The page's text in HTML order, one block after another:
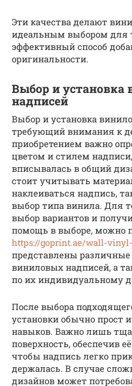
Эти качества делают
идеальным выбором для
эффективный способ
оригинальности.
Выбор и установка
надписей
Выбор и установка
требующий внимания к
приобретением важно
цветом и стилем
вписывалась в общий
стоит учитывать
наклеиваться надпись,
выбор типа винила. Для
выбор вариантов и
помощь в выборе, можно
https://goprint.ae/wall-
представлены
виниловых надписей, а
по их индивидуальному
После выбора
установки обычно прост
навыков. Важно лишь
поверхность, обеспечив
чтобы надпись легко
держалась. В случае
дизайнов может